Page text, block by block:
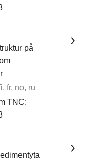
på
fr, no, ru
TNC: